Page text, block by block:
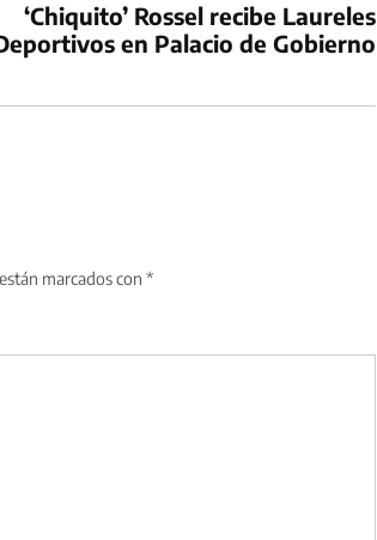
‘Chiquito’ Rossel recibe Laureles
en Palacio de Gobierno
marcados con *